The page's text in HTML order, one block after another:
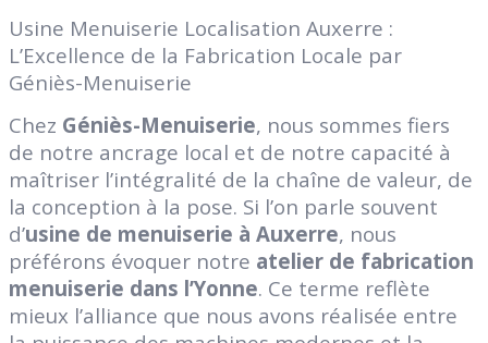
Usine Menuiserie Localisation Auxerre :
L’Excellence de la Fabrication Locale par
Géniès-Menuiserie
Chez Géniès-Menuiserie, nous sommes fiers
de notre ancrage local et de notre capacité à
maîtriser l’intégralité de la chaîne de valeur, de
la conception à la pose. Si l’on parle souvent
d’usine de menuiserie à Auxerre, nous
préférons évoquer notre atelier de fabrication
menuiserie dans l’Yonne. Ce terme reflète
mieux l’alliance que nous avons réalisée entre